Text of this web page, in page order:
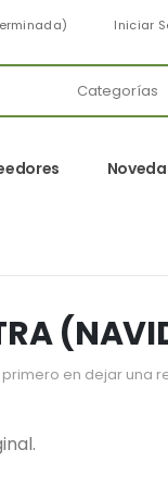
Iniciar
primero en dejar una